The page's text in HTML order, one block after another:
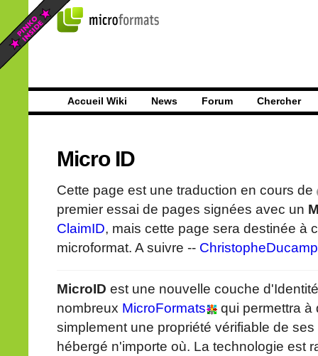
Accueil Wiki News Forum Chercher
Micro ID
Cette page est une traduction en cours de
premier essai de pages signées avec un
ClaimID, mais cette page sera destinée à
microformat. A suivre -- ChristopheDucamp
MicroID est une nouvelle couche
nombreux MicroFormats
qui permettra à
simplement une propriété vérifiable de
hébergé n'importe où. La technologie est